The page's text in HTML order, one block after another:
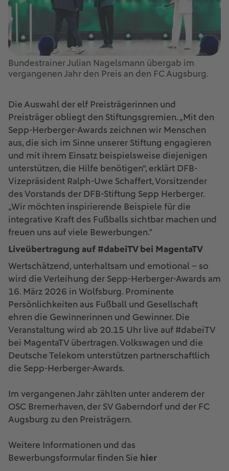
Bundestrainer Julian Nagelsmann übergab im
vergangenen Jahr den Preis an den FC Augsburg.
Die Auswahl der elf Preisträgerinnen und
Preisträger obliegt den Stiftungsgremien. „Mit den
Sepp-Herberger-Awards zeichnen wir Menschen
aus, die sich im Sinne unserer Stiftung engagieren
und mit ihrem Einsatz beispielsweise diejenigen
unterstützen, die Hilfe benötigen“, erklärt DFB-
Vizepräsident Ralph-Uwe Schaffert, Vorsitzender
des Vorstands der DFB-Stiftung Sepp Herberger.
„Wir möchten inspirierende Beispiele für die
integrative Kraft des Fußballs sichtbar machen und
freuen uns auf viele Bewerbungen.”
Liveübertragung auf #dabeiTV bei MagentaTV
Wertschätzend, unterhaltsam und emotional – so
wird die Verleihung der Sepp-Herberger-Awards am
16. März 2026 in Wolfsburg. Prominente
Persönlichkeiten aus Fußball und Gesellschaft
ehren die Gewinnerinnen und Gewinner. Die
Veranstaltung wird ab 20.15 Uhr live auf #dabeiTV
bei MagentaTV übertragen. Volkswagen und die
Deutsche Telekom unterstützen partnerschaftlich
die Sepp-Herberger-Awards.
Im vergangenen Jahr zählten unter anderem der
OSC Bremerhaven, der SV Gaberndorf und der FC
Augsburg zu den Preisträgern.
Weitere Informationen und das
Bewerbungsformular finden Sie hier